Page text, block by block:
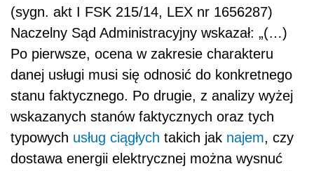
(sygn. akt I FSK 215/14, LEX nr 1656287)
Naczelny Sąd Administracyjny wskazał: „(…)
Po pierwsze, ocena w zakresie charakteru
danej usługi musi się odnosić do konkretnego
stanu faktycznego. Po drugie, z analizy wyżej
wskazanych stanów faktycznych oraz tych
typowych usług ciągłych takich jak najem, czy
dostawa energii elektrycznej można wysnuć